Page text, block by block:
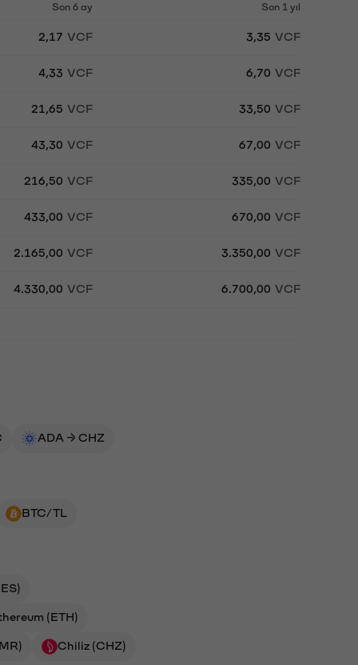
Son 6 ay Son 1 yıl
2,17 VCF 3,35 VCF
4,33 VCF 6,70 VCF
21,65 VCF 33,50 VCF
43,30 VCF 67,00 VCF
216,50 VCF 335,00 VCF
433,00 VCF 670,00 VCF
2.165,00 VCF 3.350,00 VCF
4.330,00 VCF 6.700,00 VCF
ADA → CHZ
BTC/TL
(ETH)
Chiliz (CHZ)